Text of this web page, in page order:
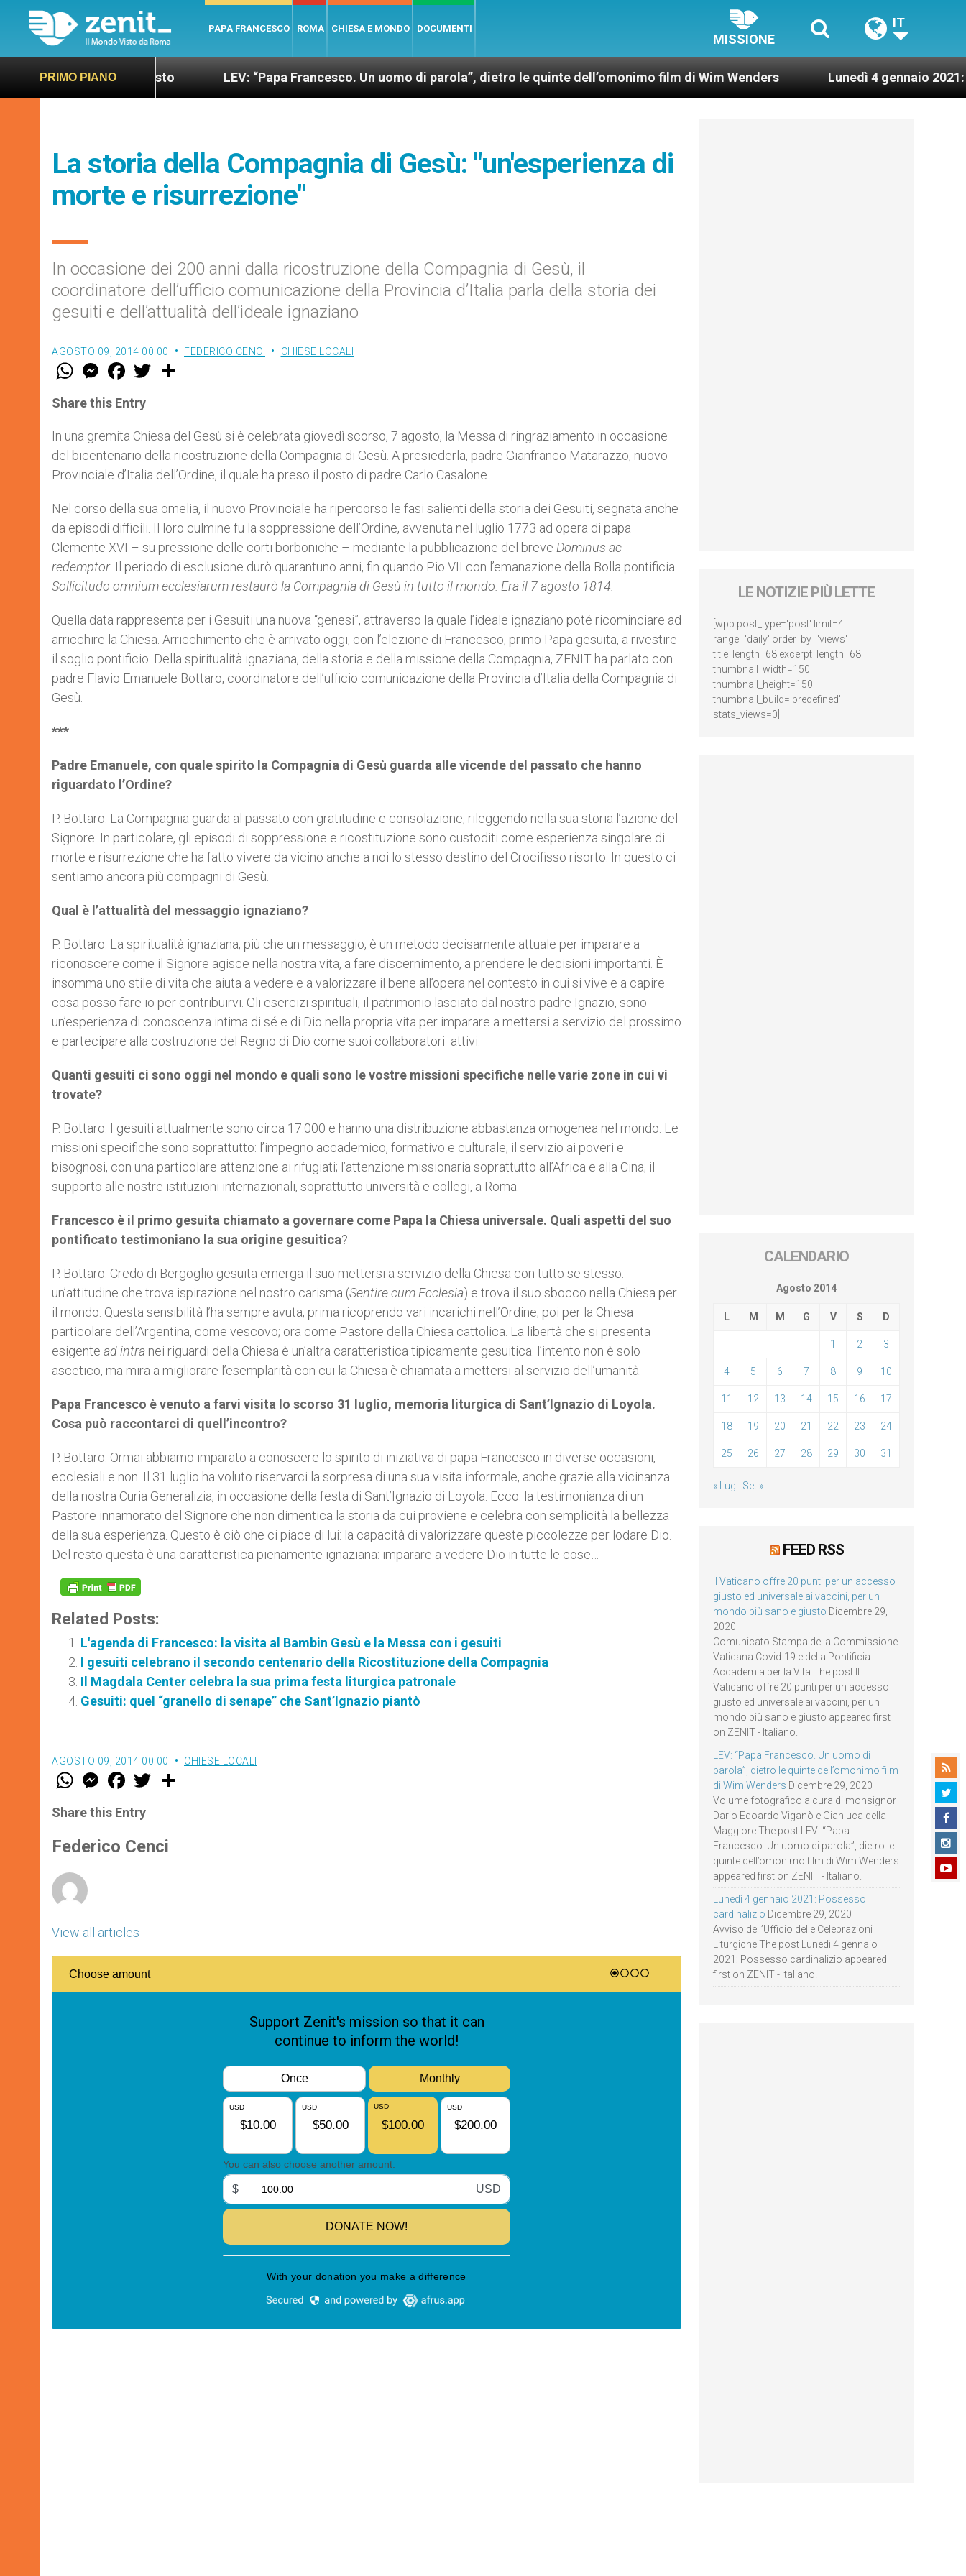
PAPA FRANCESCO ROMA CHIESA E MONDO DOCUMENTI
MISSIONE
IT
PRIMO PIANO
sano e giusto LEV: “Papa Francesco. Un uomo di parola”, dietro le quinte dell’omonimo film di Wim Wenders Lunedì 4 gennaio 2021: Possesso
La storia della Compagnia di Gesù: "un'esperienza di
morte e risurrezione"
In occasione dei 200 anni dalla ricostruzione della Compagnia di Gesù, il
coordinatore dell’ufficio comunicazione della Provincia d’Italia parla della storia dei
gesuiti e dell’attualità dell’ideale ignaziano
AGOSTO 09, 2014 00:00 FEDERICO CENCI CHIESE LOCALI
W
t
s
p
p
M
e
s
e
g
e
r
F
a
e
b
o
k
w
r
Share this Entry
In una gremita Chiesa del Gesù si è celebrata giovedì scorso, 7 agosto, la Messa di ringraziamento in occasione
del bicentenario della ricostruzione della Compagnia di Gesù. A presiederla, padre Gianfranco Matarazzo, nuovo
Provinciale d’Italia dell’Ordine, il quale ha preso il posto di padre Carlo Casalone.
Nel corso della sua omelia, il nuovo Provinciale ha ripercorso le fasi salienti della storia dei Gesuiti, segnata anche
da episodi difficili. Il loro culmine fu la soppressione dell’Ordine, avvenuta nel luglio 1773 ad opera di papa
Clemente XVI – su pressione delle corti borboniche – mediante la pubblicazione del breve Dominus ac
redemptor. Il periodo di esclusione durò quarantuno anni, fin quando Pio VII con l’emanazione della Bolla pontificia
Sollicitudo omnium ecclesiarum restaurò la Compagnia di Gesù in tutto il mondo. Era il 7 agosto 1814.
Quella data rappresenta per i Gesuiti una nuova “genesi”, attraverso la quale l’ideale ignaziano poté ricominciare ad
arricchire la Chiesa. Arricchimento che è arrivato oggi, con l’elezione di Francesco, primo Papa gesuita, a rivestire
il soglio pontificio. Della spiritualità ignaziana, della storia e della missione della Compagnia, ZENIT ha parlato con
padre Flavio Emanuele Bottaro, coordinatore dell’ufficio comunicazione della Provincia d’Italia della Compagnia di
Gesù.
***
Padre Emanuele, con quale spirito la Compagnia di Gesù guarda alle vicende del passato che hanno
riguardato l’Ordine?
P. Bottaro: La Compagnia guarda al passato con gratitudine e consolazione, rileggendo nella sua storia l’azione del
Signore. In particolare, gli episodi di soppressione e ricostituzione sono custoditi come esperienza singolare di
morte e risurrezione che ha fatto vivere da vicino anche a noi lo stesso destino del Crocifisso risorto. In questo ci
sentiamo ancora più compagni di Gesù.
Qual è l’attualità del messaggio ignaziano?
P. Bottaro: La spiritualità ignaziana, più che un messaggio, è un metodo decisamente attuale per imparare a
riconoscere come il Signore agisce nella nostra vita, a fare discernimento, a prendere le decisioni importanti. È
insomma uno stile di vita che aiuta a vedere e a valorizzare il bene all’opera nel contesto in cui si vive e a capire
cosa posso fare io per contribuirvi. Gli esercizi spirituali, il patrimonio lasciato dal nostro padre Ignazio, sono
un’esperienza di conoscenza intima di sé e di Dio nella propria vita per imparare a mettersi a servizio del prossimo
e partecipare alla costruzione del Regno di Dio come suoi collaboratori attivi.
Quanti gesuiti ci sono oggi nel mondo e quali sono le vostre missioni specifiche nelle varie zone in cui vi
trovate?
P. Bottaro: I gesuiti attualmente sono circa 17.000 e hanno una distribuzione abbastanza omogenea nel mondo. Le
missioni specifiche sono soprattutto: l’impegno accademico, formativo e culturale; il servizio ai poveri e
bisognosi, con una particolare attenzione ai rifugiati; l’attenzione missionaria soprattutto all’Africa e alla Cina; il
supporto alle nostre istituzioni internazionali, soprattutto università e collegi, a Roma.
Francesco è il primo gesuita chiamato a governare come Papa la Chiesa universale. Quali aspetti del suo
pontificato testimoniano la sua origine gesuitica?
P. Bottaro: Credo di Bergoglio gesuita emerga il suo mettersi a servizio della Chiesa con tutto se stesso:
un’attitudine che trova ispirazione nel nostro carisma (Sentire cum Ecclesia) e trova il suo sbocco nella Chiesa per
il mondo. Questa sensibilità l’ha sempre avuta, prima ricoprendo vari incarichi nell’Ordine; poi per la Chiesa
particolare dell’Argentina, come vescovo; ora come Pastore della Chiesa cattolica. La libertà che si presenta
esigente ad intra nei riguardi della Chiesa è un’altra caratteristica tipicamente gesuitica: l’intento non è solo
ascetico, ma mira a migliorare l’esemplarità con cui la Chiesa è chiamata a mettersi al servizio dell’umanità.
Papa Francesco è venuto a farvi visita lo scorso 31 luglio, memoria liturgica di Sant’Ignazio di Loyola.
Cosa può raccontarci di quell’incontro?
P. Bottaro: Ormai abbiamo imparato a conoscere lo spirito di iniziativa di papa Francesco in diverse occasioni,
ecclesiali e non. Il 31 luglio ha voluto riservarci la sorpresa di una sua visita informale, anche grazie alla vicinanza
della nostra Curia Generalizia, in occasione della festa di Sant’Ignazio di Loyola. Ecco: la testimonianza di un
Pastore innamorato del Signore che non dimentica la storia da cui proviene e celebra con semplicità la bellezza
della sua esperienza. Questo è ciò che ci piace di lui: la capacità di valorizzare queste piccolezze per lodare Dio.
Del resto questa è una caratteristica pienamente ignaziana: imparare a vedere Dio in tutte le cose…
Related Posts:
L'agenda di Francesco: la visita al Bambin Gesù e la Messa con i gesuiti
I gesuiti celebrano il secondo centenario della Ricostituzione della Compagnia
Il Magdala Center celebra la sua prima festa liturgica patronale
Gesuiti: quel “granello di senape” che Sant’Ignazio piantò
AGOSTO 09, 2014 00:00 CHIESE LOCALI
W
t
s
p
p
M
e
s
e
g
e
F
a
e
b
o
k
w
r
Share this Entry
Federico Cenci
View all articles
LE NOTIZIE PIÙ LETTE
[wpp post_type='post' limit=4
range='daily' order_by='views'
title_length=68 excerpt_length=68
thumbnail_width=150
thumbnail_height=150
thumbnail_build='predefined'
stats_views=0]
CALENDARIO
Agosto 2014
L M M G V S D
1 2 3
4 5 6 7 8 9 10
11 12 13 14 15 16 17
18 19 20 21 22 23 24
25 26 27 28 29 30 31
« Lug Set »
FEED RSS
Il Vaticano offre 20 punti per un accesso
giusto ed universale ai vaccini, per un
mondo più sano e giusto Dicembre 29,
2020
Comunicato Stampa della Commissione
Vaticana Covid-19 e della Pontificia
Accademia per la Vita The post Il
Vaticano offre 20 punti per un accesso
giusto ed universale ai vaccini, per un
mondo più sano e giusto appeared first
on ZENIT - Italiano.
LEV: “Papa Francesco. Un uomo di
parola”, dietro le quinte dell’omonimo film
di Wim Wenders Dicembre 29, 2020
Volume fotografico a cura di monsignor
Dario Edoardo Viganò e Gianluca della
Maggiore The post LEV: “Papa
Francesco. Un uomo di parola”, dietro le
quinte dell’omonimo film di Wim Wenders
appeared first on ZENIT - Italiano.
Lunedì 4 gennaio 2021: Possesso
cardinalizio Dicembre 29, 2020
Avviso dell’Ufficio delle Celebrazioni
Liturgiche The post Lunedì 4 gennaio
2021: Possesso cardinalizio appeared
first on ZENIT - Italiano.